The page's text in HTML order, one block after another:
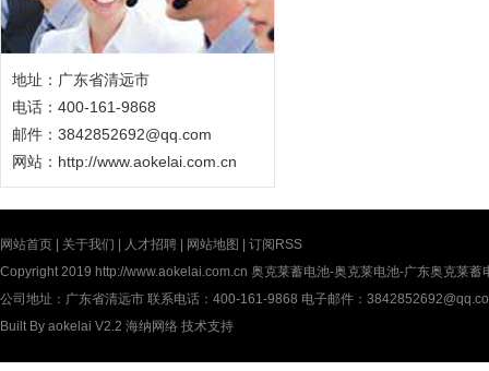
地址：广东省清远市
电话：400-161-9868
邮件：3842852692@qq.com
网站： http://www.aokelai.com.cn
网站首页 关于我们 人才招聘 网站地图
订阅RSS
Copyright 2019 http://www.aokelai.com.cn 奥克莱蓄电池-奥克莱电池-广东奥克莱
公司地址：广东省清远市 联系电话：400-161-9868 电子邮件：
Built By aokelai V2.2 海纳网络 技术支持